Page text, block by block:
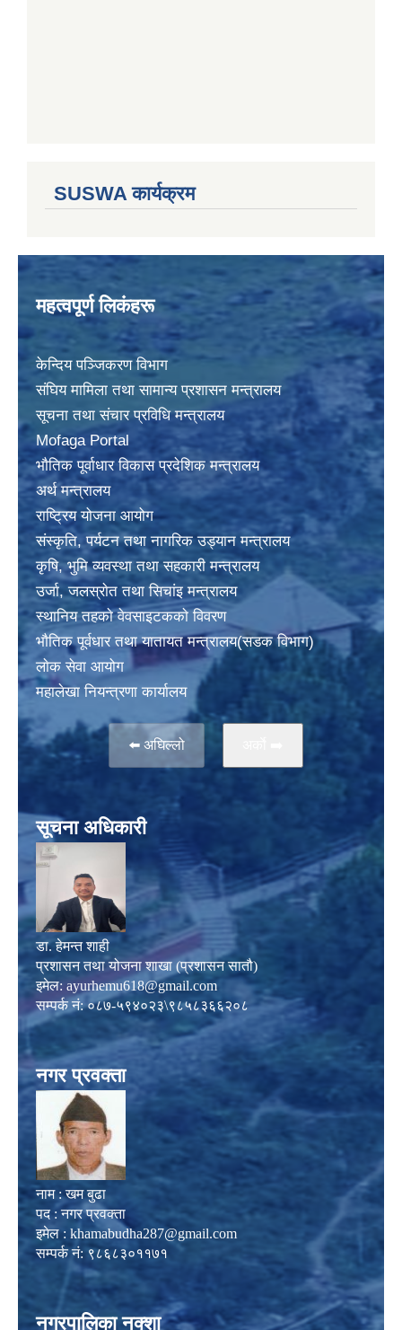
SUSWA कार्यक्रम
महत्वपूर्ण लिकंहरू
केन्दिय पञ्जिकरण विभाग
संघिय मामिला तथा सामान्य प्रशासन मन्त्रालय
सूचना तथा संचार प्रविधि मन्त्रालय
Mofaga Portal
भाैतिक पूर्वाधार विकास प्रदेशिक मन्त्रालय
अर्थ मन्त्रालय
राष्ट्रिय योजना आयोग
संस्कृति, पर्यटन तथा नागरिक उड्यान मन्त्रालय
कृषि, भुमि व्यवस्था तथा सहकारी मन्त्रालय
उर्जा, जलस्राेत तथा सिचांइ मन्त्रालय
स्थानिय तहकाे वेवसाइटककाे विवरण
भाैतिक पूर्वधार तथा यातायत मन्त्रालय(सडक विभाग)
लाेक सेवा आयोग
महालेखा नियन्त्रणा कार्यालय
⬅️ अघिल्लो
सूचना अधिकारी
डा. हेमन्त शाही
प्रशासन तथा योजना शाखा (प्रशासन सातौ)
इमेल: ayurhemu618@gmail.com
सम्पर्क नं: ०८७-५९४०२३\९८५८३६६२०८
नगर प्रवक्ता
नाम : खम बुढा
पद : नगर प्रवक्ता
इमेल : khamabudha287@gmail.com
सम्पर्क नं: ९८६८३०११७१
नगरपालिका नक्शा